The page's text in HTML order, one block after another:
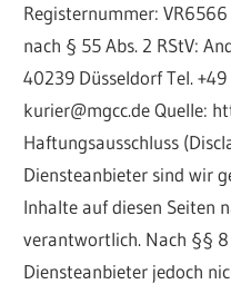
Registernummer:
nach § 55 Abs. 2 RStV:
40239 Düsseldorf Tel.
kurier@mgcc.de Quelle:
Haftungsausschluss
Diensteanbieter sind wir
Inhalte auf diesen Seiten
verantwortlich. Nach §§
Diensteanbieter jedoch